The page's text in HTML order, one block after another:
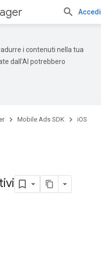
Accedi
i contenuti nella tua
dall'AI potrebbero
Mobile Ads SDK iOS